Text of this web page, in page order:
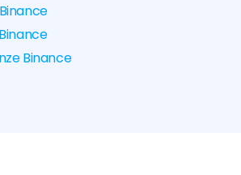
Binance